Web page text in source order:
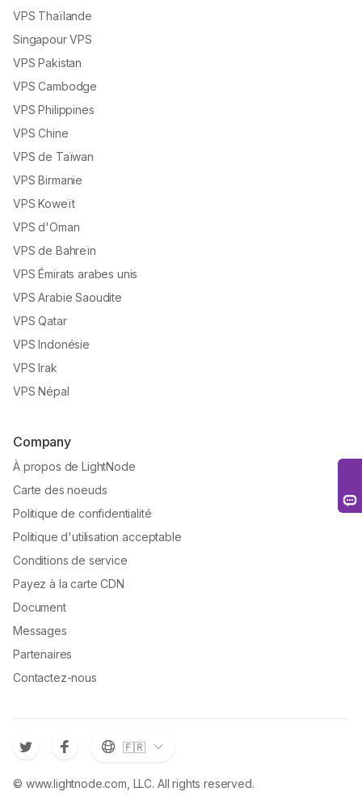
VPS Thaïlande
Singapour VPS
VPS Pakistan
VPS Cambodge
VPS Philippines
VPS Chine
VPS de Taïwan
VPS Birmanie
VPS Koweït
VPS d'Oman
VPS de Bahreïn
VPS Émirats arabes unis
VPS Arabie Saoudite
VPS Qatar
VPS Indonésie
VPS Irak
VPS Népal
Company
À propos de LightNode
Carte des noeuds
Politique de confidentialité
Politique d'utilisation acceptable
Conditions de service
Payez à la carte CDN
Document
Messages
Partenaires
Contactez-nous
🇫🇷
© www.lightnode.com, LLC. All rights reserved.